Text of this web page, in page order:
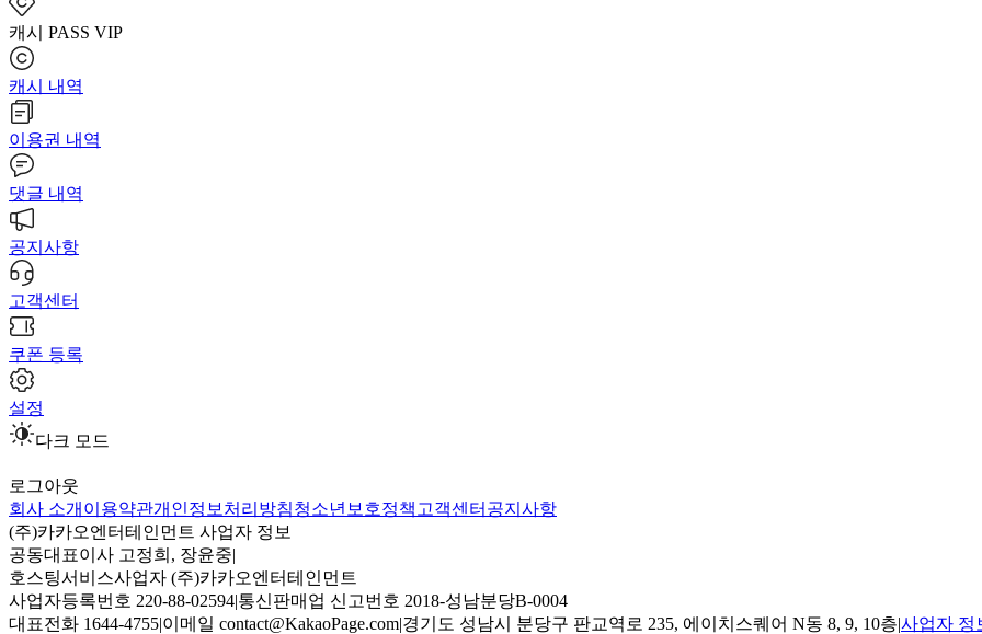
캐시 PASS VIP
캐시 내역
이용권 내역
댓글 내역
공지사항
고객센터
쿠폰 등록
설정
다크 모드
로그아웃
회사 소개 이용약관개인정보처리방침청소년보호정책 고객센터 공지사항
(주)카카오엔터테인먼트 사업자 정보
공동대표이사 고정희, 장윤중|
호스팅서비스사업자 (주)카카오엔터테인먼트
사업자등록번호 220-88-02594|통신판매업 신고번호 2018-성남분당B-0004
대표전화 1644-4755|이메일 contact@KakaoPage.com|경기도 성남시 분당구 판교역로 235, 에이치스퀘어 N동 8, 9, 10층|사업자 정